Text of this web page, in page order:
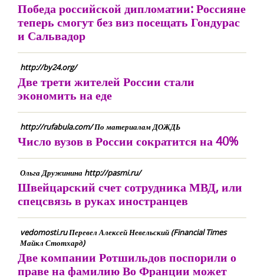
Победа российской дипломатии: Россияне
теперь смогут без виз посещать Гондурас
и Сальвадор
http://by24.org/
Две трети жителей России стали
экономить на еде
http://rufabula.com/ По материалам ДОЖДЬ
Число вузов в России сократится на 40%
Ольга Дружинина http://pasmi.ru/
Швейцарский счет сотрудника МВД, или
спецсвязь в руках иностранцев
vedomosti.ru Перевел Алексей Невельский (Financial Times
Майкл Стотхард)
Две компании Ротшильдов поспорили о
праве на фамилию Во Франции может